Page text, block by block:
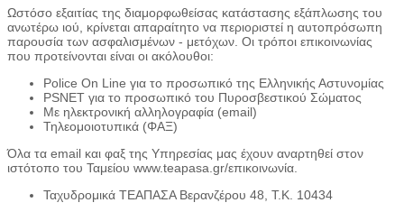
Ωστόσο εξαιτίας της διαμορφωθείσας κατάστασης εξάπλωσης του
ανωτέρω ιού, κρίνεται απαραίτητο να περιοριστεί η αυτοπρόσωπη
παρουσία των ασφαλισμένων - μετόχων. Οι τρόποι επικοινωνίας
που προτείνονται είναι οι ακόλουθοι:
Police On Line για το προσωπικό της Ελληνικής Αστυνομίας
PSNET για το προσωπικό του Πυροσβεστικού Σώματος
Με ηλεκτρονική αλληλογραφία (email)
Τηλεομοιοτυπικά (ΦΑΞ)
Όλα τα email και φαξ της Υπηρεσίας μας έχουν αναρτηθεί στον
ιστότοπο του Ταμείου www.teapasa.gr/επικοινωνία.
Ταχυδρομικά ΤΕΑΠΑΣΑ Βερανζέρου 48, Τ.Κ. 10434